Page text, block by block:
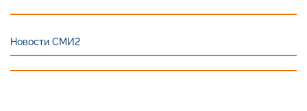
Новости СМИ2